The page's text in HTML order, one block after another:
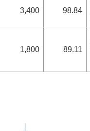
3,400 98.84
1,800 89.11